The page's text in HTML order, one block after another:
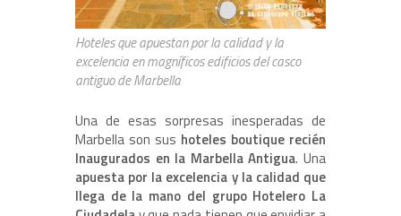
Hoteles que apuestan por la calidad y la
excelencia en magníficos edificios del casco
antiguo de Marbella
Una de esas sorpresas inesperadas de
Marbella son sus hoteles boutique recién
Inaugurados en la Marbella Antigua. Una
apuesta por la excelencia y la calidad que
llega de la mano del grupo Hotelero La